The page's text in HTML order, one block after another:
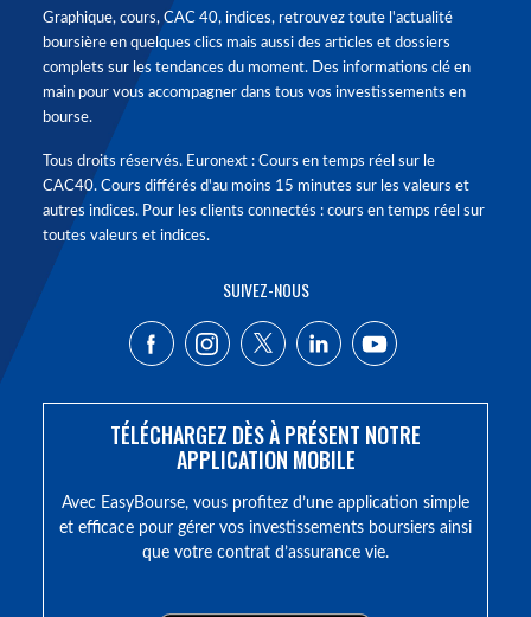
Graphique, cours, CAC 40, indices, retrouvez toute l'actualité
boursière en quelques clics mais aussi des articles et dossiers
complets sur les tendances du moment. Des informations clé en
main pour vous accompagner dans tous vos investissements en
bourse.
Tous droits réservés. Euronext : Cours en temps réel sur le
CAC40. Cours différés d'au moins 15 minutes sur les valeurs et
autres indices. Pour les clients connectés : cours en temps réel sur
toutes valeurs et indices.
SUIVEZ-NOUS
TÉLÉCHARGEZ DÈS À PRÉSENT NOTRE
APPLICATION MOBILE
Avec EasyBourse, vous profitez d’une application simple
et efficace pour gérer vos investissements boursiers ainsi
que votre contrat d’assurance vie.